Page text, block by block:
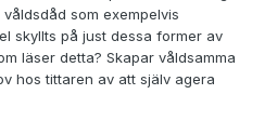
som exempelvis
skyllts på just dessa former av
läser detta? Skapar våldsamma
hos tittaren av att själv agera